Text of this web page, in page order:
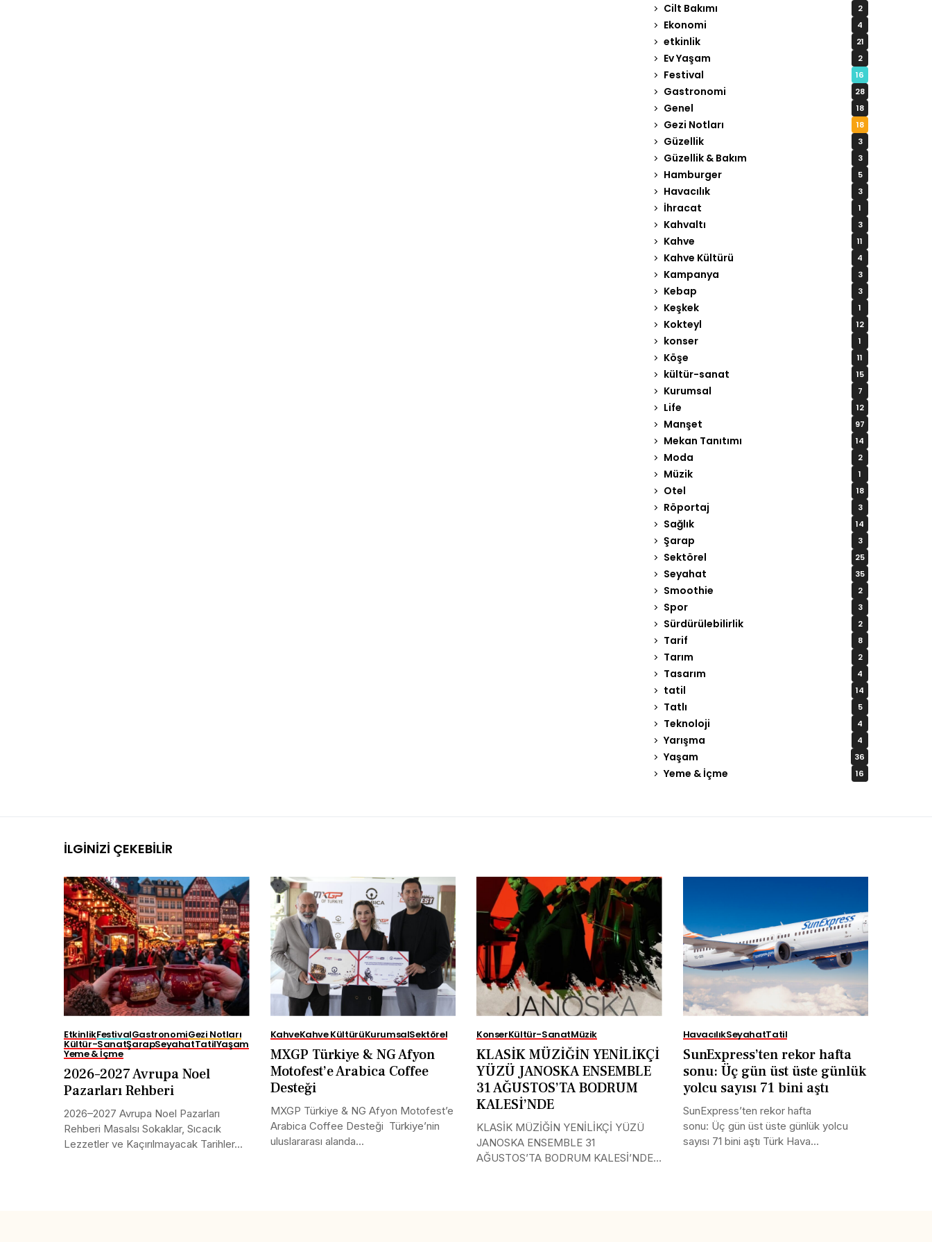
Cilt Bakımı 2
Ekonomi 4
etkinlik 21
Ev Yaşam 2
Festival 16
Gastronomi 28
Genel 18
Gezi Notları 18
Güzellik 3
Güzellik & Bakım 3
Hamburger 5
Havacılık 3
İhracat 1
Kahvaltı 3
Kahve 11
Kahve Kültürü 4
Kampanya 3
Kebap 3
Keşkek 1
Kokteyl 12
konser 1
Köşe 11
kültür-sanat 15
Kurumsal 7
Life 12
Manşet 97
Mekan Tanıtımı 14
Moda 2
Müzik 1
Otel 18
Röportaj 3
Sağlık 14
Şarap 3
Sektörel 25
Seyahat 35
Smoothie 2
Spor 3
Sürdürülebilirlik 2
Tarif 8
Tarım 2
Tasarım 4
tatil 14
Tatlı 5
Teknoloji 4
Yarışma 4
Yaşam 36
Yeme & İçme 16
İLGINIZI ÇEKEBILIR
EtkinlikFestivalGastronomiGezi Notları
Kültür-SanatŞarapSeyahatTatilYaşam
Yeme & İçme
2026–2027 Avrupa Noel
Pazarları Rehberi
2026–2027 Avrupa Noel Pazarları
Rehberi Masalsı Sokaklar, Sıcacık
Lezzetler ve Kaçırılmayacak Tarihler...
KahveKahve KültürüKurumsalSektörel
MXGP Türkiye & NG Afyon
Motofest’e Arabica Coffee
Desteği
MXGP Türkiye & NG Afyon Motofest’e
Arabica Coffee Desteği Türkiye’nin
uluslararası alanda...
KonserKültür-SanatMüzik
KLASİK MÜZİĞİN YENİLİKÇİ
YÜZÜ JANOSKA ENSEMBLE
31 AĞUSTOS’TA BODRUM
KALESİ’NDE
KLASİK MÜZİĞİN YENİLİKÇİ YÜZÜ
JANOSKA ENSEMBLE 31
AĞUSTOS’TA BODRUM KALESİ’NDE
HavacılıkSeyahatTatil
SunExpress’ten rekor hafta
sonu: Üç gün üst üste günlük
yolcu sayısı 71 bini aştı
SunExpress’ten rekor hafta
sonu: Üç gün üst üste günlük yolcu
sayısı 71 bini aştı Türk Hava...